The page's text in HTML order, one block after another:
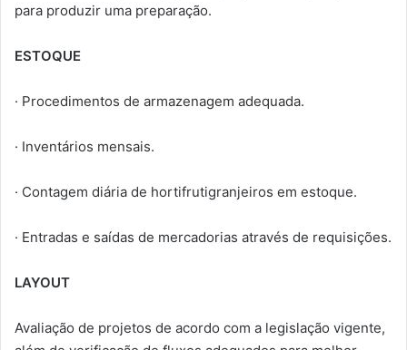
para produzir uma preparação.
ESTOQUE
· Procedimentos de armazenagem adequada.
· Inventários mensais.
· Contagem diária de hortifrutigranjeiros em estoque.
· Entradas e saídas de mercadorias através de requisições.
LAYOUT
Avaliação de projetos de acordo com a legislação vigente,